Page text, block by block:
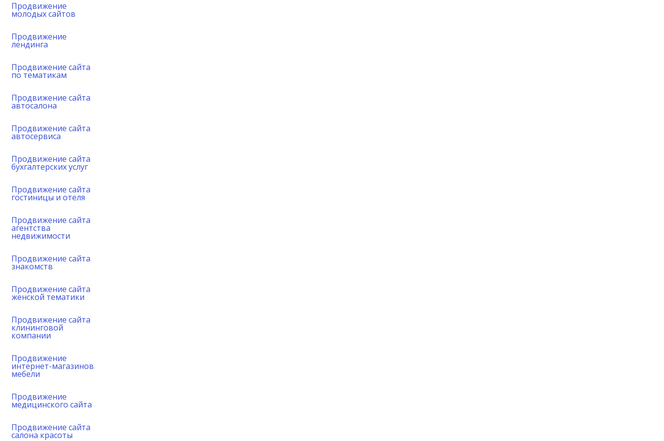
Продвижение
молодых сайтов
Продвижение
лендинга
Продвижение сайта
по тематикам
Продвижение сайта
автосалона
Продвижение сайта
автосервиса
Продвижение сайта
бухгалтерских услуг
Продвижение сайта
гостиницы и отеля
Продвижение сайта
агентства
недвижимости
Продвижение сайта
знакомств
Продвижение сайта
женской тематики
Продвижение сайта
клининговой
компании
Продвижение
интернет-магазинов
мебели
Продвижение
медицинского сайта
Продвижение сайта
салона красоты